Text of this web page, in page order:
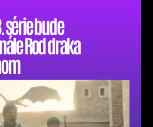
série bude
Rod draka